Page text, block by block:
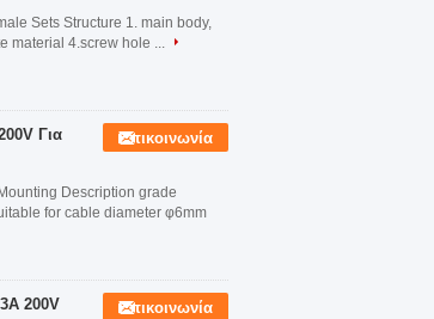
Sets Structure 1. main body,
material 4.screw hole ...
Για
Επικοινωνία
Description grade
for cable diameter φ6mm
200V Επικοινωνία